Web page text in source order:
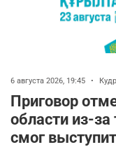
6 августа 2026, 19:45 •
Приговор
области из-
смог